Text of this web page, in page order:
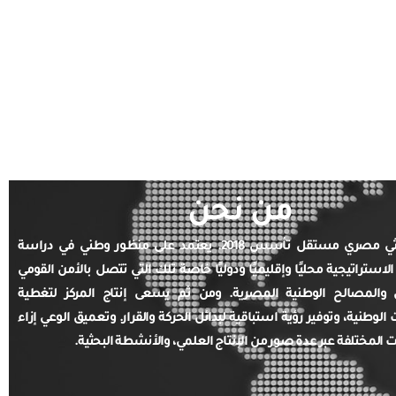
من نحن
مركز بحثي مصري مستقل تأسس 2018. يعتمد على منظور وطني في دراسة
الاستراتيجية محليًا وإقليميًا ودوليًا خاصة تلك التي تتصل بالأمن القومي
والمصالح الوطنية المصرية. ومن ثم يسعى إنتاج المركز لتغطية
الوطنية، وتوفير رؤية استباقية لبدائل الحركة والقرار. وتعميق الوعي إزاء
المختلفة عبر عدة صور من الإنتاج العلمي، والأنشطة البحثية.